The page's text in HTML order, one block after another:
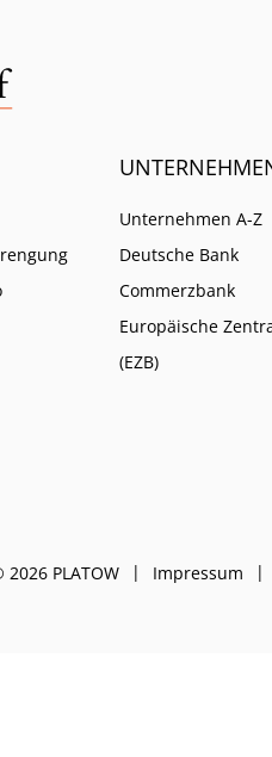
Unternehmen A-Z
Deutsche Bank
Commerzbank
Europäische
(EZB)
2026 PLATOW Impressum